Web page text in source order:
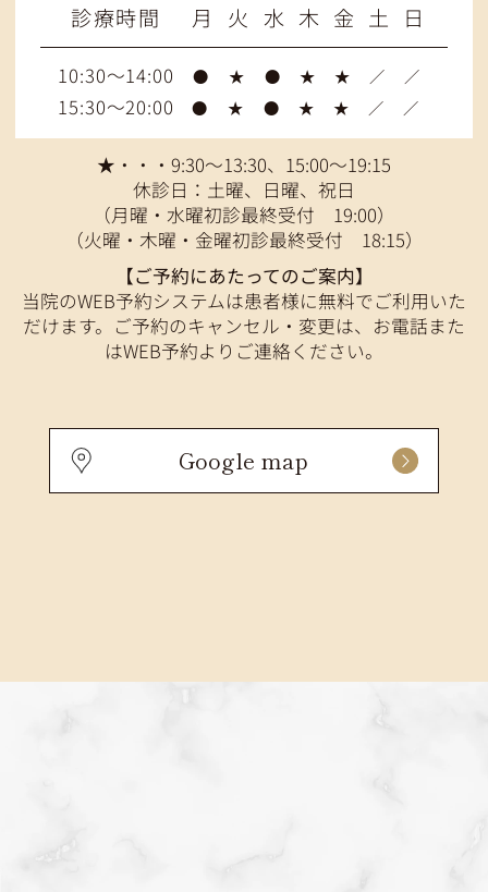
診療時間 月 火 水 木 金 土 日
10:30～14:00 ● ★ ● ★ ★ ／ ／
15:30～20:00 ● ★ ● ★ ★ ／ ／
★・・・9:30～13:30、15:00～19:15
休診日：土曜、日曜、祝日
（月曜・水曜初診最終受付 19:00）
（火曜・木曜・金曜初診最終受付 18:15）
【ご予約にあたってのご案内】
当院のWEB予約システムは患者様に無料でご利用いた
だけます。ご予約のキャンセル・変更は、お電話また
はWEB予約よりご連絡ください。
Google map